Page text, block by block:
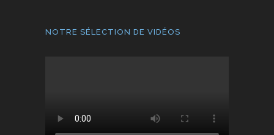
NOTRE SÉLECTION DE VIDÉOS